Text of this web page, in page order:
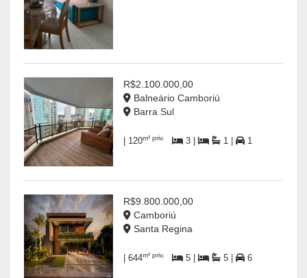
R$2.100.000,00
Balneário Camboriú
Barra Sul
| 120m² priv. 3 | 1 | 1
R$9.800.000,00
Camboriú
Santa Regina
| 644m² priv. 5 | 5 | 6